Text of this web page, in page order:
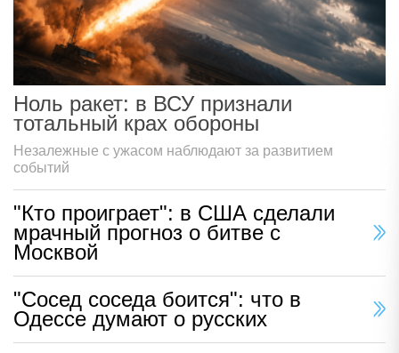
Ноль ракет: в ВСУ признали
тотальный крах обороны
Незалежные с ужасом наблюдают за развитием
событий
"Кто проиграет": в США сделали
мрачный прогноз о битве с
Москвой
"Сосед соседа боится": что в
Одессе думают о русских